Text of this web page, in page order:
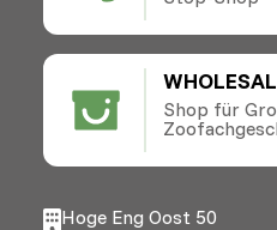
Shop für
Hoge Eng Oost 50